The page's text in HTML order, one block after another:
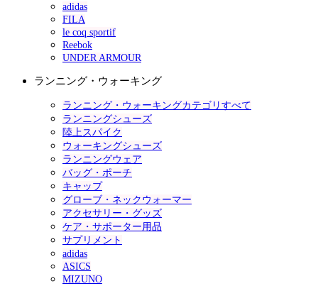
adidas
FILA
le coq sportif
Reebok
UNDER ARMOUR
ランニング・ウォーキング
ランニング・ウォーキングカテゴリすべて
ランニングシューズ
陸上スパイク
ウォーキングシューズ
ランニングウェア
バッグ・ポーチ
キャップ
グローブ・ネックウォーマー
アクセサリー・グッズ
ケア・サポーター用品
サプリメント
adidas
ASICS
MIZUNO